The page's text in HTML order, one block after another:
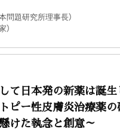
問題研究所理事長）
）
て日本発の新薬は誕生
ピー性皮膚炎治療薬
けた執念と創意～